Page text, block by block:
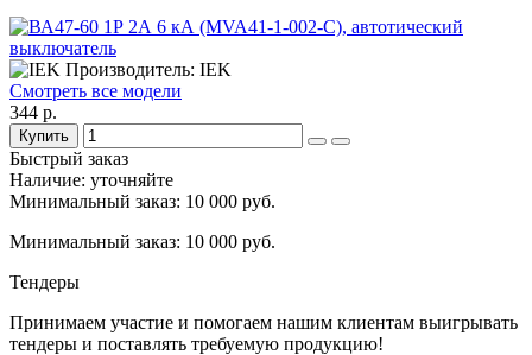
Производитель: IEK
Смотреть все модели
344 р.
Купить
Быстрый заказ
Наличие: уточняйте
Минимальный заказ: 10 000 руб.
Минимальный заказ: 10 000 руб.
Тендеры
Принимаем участие и помогаем нашим клиентам выигрывать
тендеры и поставлять требуемую продукцию!